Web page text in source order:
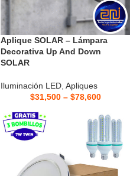
Aplique SOLAR – Lámpara
Decorativa Up And Down
SOLAR
Iluminación LED, Apliques
$31,500 – $78,600